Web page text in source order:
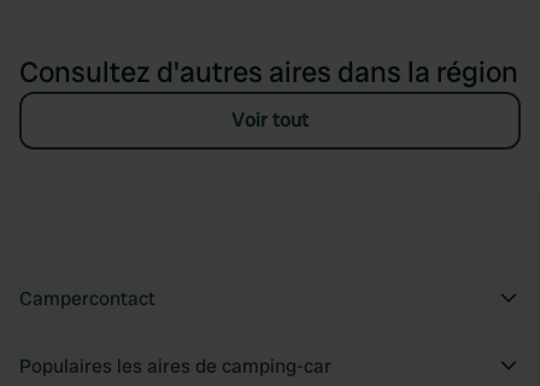
Consultez d'autres aires dans la région
Voir tout
Campercontact
Populaires les aires de camping-car